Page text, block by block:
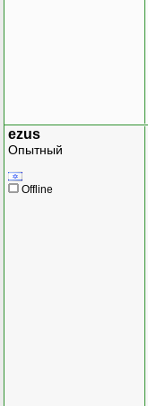
ezus
Опытный
Offline